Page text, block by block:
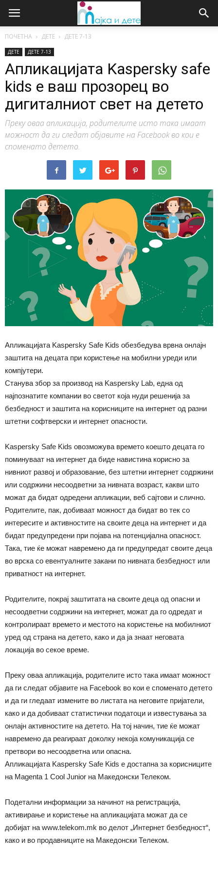
ПОЧЕТНА ДЕТЕ ДЕTE 7-13
ДЕТЕ ДЕTE 7-13
Апликацијата Kaspersky safe
kids е ваш прозорец во
дигиталниот свет на детето
Преку оваа апликација, родителите исто така имаат
можност да ги следат објавите на Facebook во кои е
споменато детето.
Aпликацијата Kaspersky Safe Kids обезбедува врвна онлајн
заштита на децата при користење на мобилни уреди или
компјутери.
Станува збор за производ на Kaspersky Lab, една од
најпознатите компании во светот која нуди решенија за
безбедност и заштита на корисниците на интернет од разни
штетни софтверски и интернет опасности.
Kaspersky Safe Kids овозможува времето коешто децата го
поминуваат на интернет да биде навистина корисно за
нивниот развој и образование, без штетни интернет содржини
или содржини несоодветни за нивната возраст, какви што
можат да бидат одредени апликации, веб сајтови и слично.
Родителите, пак, добиваат можност да бидат во тек со
интересите и активностите на своите деца на интернет и да
бидат предупредени при појава на потенцијална опасност.
Така, тие ќе можат навремено да ги предупредат своите деца
во врска со евентуалните закани по нивната безбедност или
приватност на интернет.
Родителите, покрај заштитата на своите деца од опасни и
несоодветни содржини на интернет, можат да го одредат и
контролираат времето и местото на користење на мобилниот
уред од страна на детето, како и да ја знаат неговата
локација во секое време.
Преку оваа апликација, родителите исто така имаат можност
да ги следат објавите на Facebook во кои е споменато детето
и да ги гледаат измените во листата на неговите пријатели,
како и да добиваат статистички податоци и известувања за
онлајн активностите на детето. На тој начин, тие ќе можат
навремено да реагираат доколку некоја комуникација се
претвори во несоодветна или опасна.
Aпликацијата Kaspersky Safe Kids е достапна за корисниците
на Magenta 1 Cool Junior на Македонски Телеком.
Подетални информации за начинот на регистрација,
активирање и користење на апликацијата можат да се
добијат на www.telekom.mk во делот „Интернет безбедност“,
како и во продавниците на Македонски Телеком.